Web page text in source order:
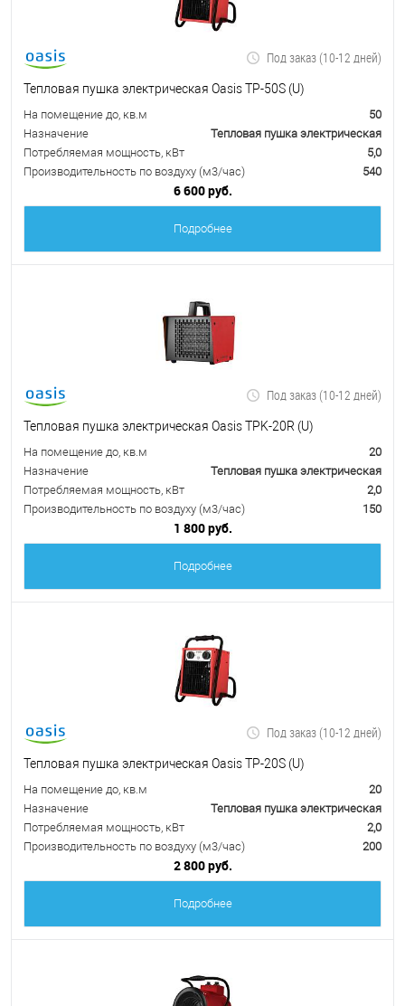
Под заказ (10-12 дней)
Тепловая пушка электрическая Oasis TP-50S (U)
На помещение до, кв.м
50
Назначение
Тепловая пушка электрическая
Потребляемая мощность, кВт
5,0
Производительность по воздуху (м3/час)
540
6 600 руб.
Подробнее
Под заказ (10-12 дней)
Тепловая пушка электрическая Oasis TPK-20R (U)
На помещение до, кв.м
20
Назначение
Тепловая пушка электрическая
Потребляемая мощность, кВт
2,0
Производительность по воздуху (м3/час)
150
1 800 руб.
Подробнее
Под заказ (10-12 дней)
Тепловая пушка электрическая Oasis TP-20S (U)
На помещение до, кв.м
20
Назначение
Тепловая пушка электрическая
Потребляемая мощность, кВт
2,0
Производительность по воздуху (м3/час)
200
2 800 руб.
Подробнее